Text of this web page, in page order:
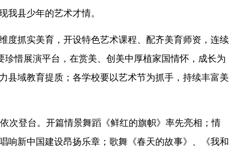
我县少年的艺术才情。
抓实美育，开设特色艺术课程、配齐美育师资，连续
惜展演平台，在赏美、创美中厚植家国情怀，成长为
县域教育提质；各学校要以艺术节为抓手，持续丰富美
次登台。开篇情景舞蹈《鲜红的旗帜》率先亮相；情
响新中国建设昂扬乐章；歌舞《春天的故事》、《我和